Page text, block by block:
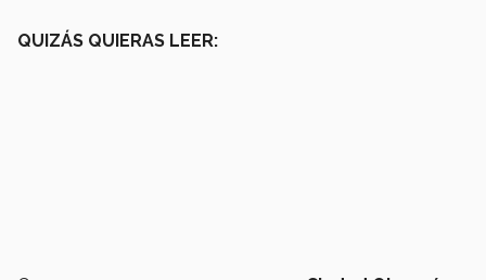
QUIZÁS QUIERAS LEER: